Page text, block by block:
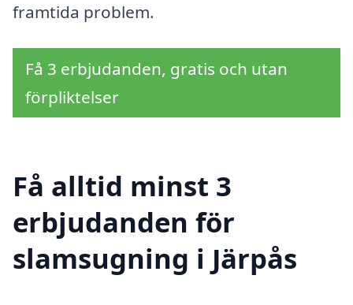
framtida problem.
Få 3 erbjudanden, gratis och utan
förpliktelser
Få alltid minst 3
erbjudanden för
slamsugning i Järpås